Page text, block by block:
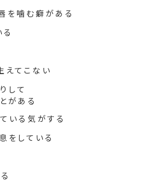
を噛む癖がある
てこない
して
がある
いる気がする
をしている